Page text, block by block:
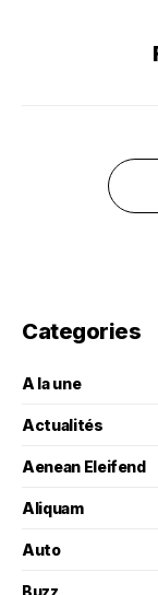
Categories
A la une
Actualités
Aenean Eleifend
Aliquam
Auto
Buzz